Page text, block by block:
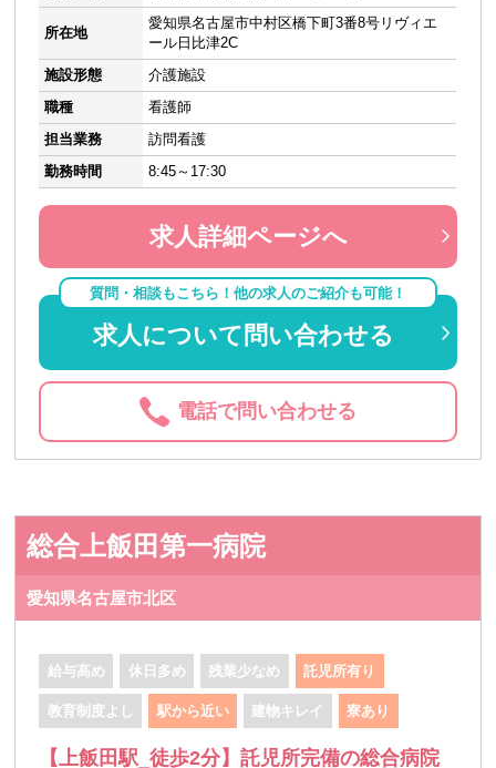
所在地
愛知県名古屋市中村区橋下町3番8号リヴィエ
ール日比津2C
施設形態
介護施設
職種
看護師
担当業務
訪問看護
勤務時間
8:45～17:30
求人詳細ページへ
質問・相談もこちら！他の求人のご紹介も可能！
求人について問い合わせる
電話で問い合わせる
総合上飯田第一病院
愛知県名古屋市北区
給与高め 休日多め 残業少なめ 託児所有り
教育制度よし 駅から近い 建物キレイ 寮あり
【上飯田駅_徒歩2分】託児所完備の総合病院